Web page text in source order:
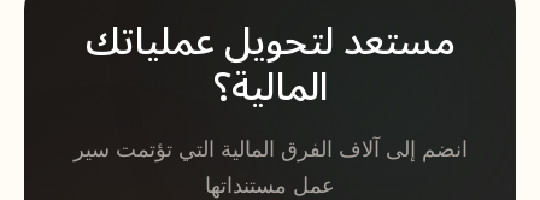
مستعد لتحويل عملياتك
المالية؟
انضم إلى آلاف الفرق المالية التي تؤتمت سير
عمل مستنداتها